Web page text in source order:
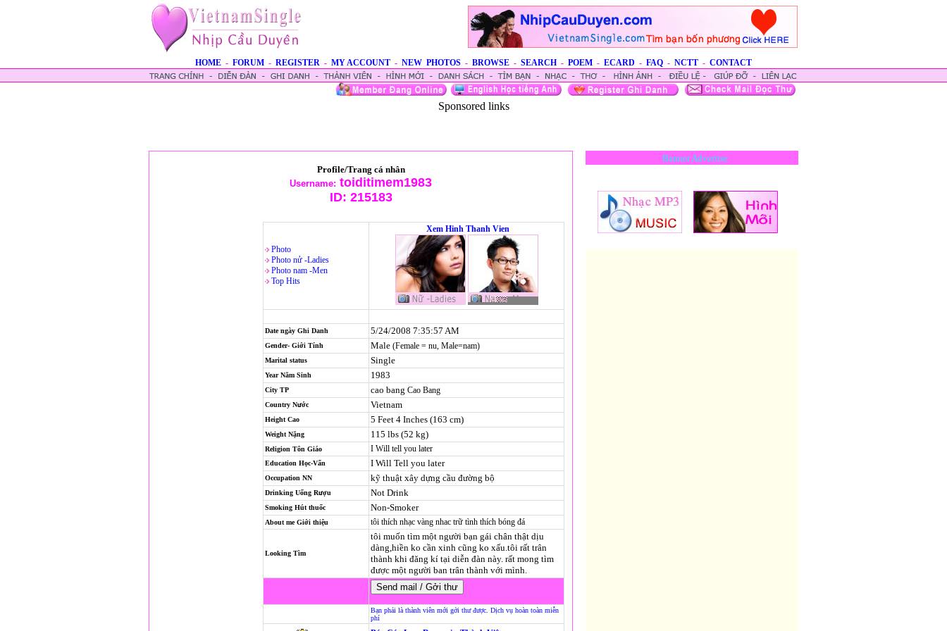
HOME - FORUM - REGISTER - MY ACCOUNT - NEW PHOTOS - BROWSE - SEARCH - POEM - ECARD - FAQ - NCTT - CONTACT
Sponsored links
Profile/Trang cá nhân
Username: toiditimem1983
ID: 215183
Photo
Photo nử -Ladies
Photo nam -Men
Top Hits
Xem Hinh Thanh Vien
Date ngày Ghi Danh 5/24/2008 7:35:57 AM
Gender- Giới Tính Male (Female = nu, Male=nam)
Marital status Single
Year Năm Sinh 1983
City TP cao bang Cao Bang
Country Nước Vietnam
Height Cao 5 Feet 4 Inches (163 cm)
Weight Nặng 115 lbs (52 kg)
Religion Tôn Giáo I Will tell you later
Education Học-Vấn I Will Tell you later
Occupation NN kỹ thuật xây dựng cầu đường bộ
Drinking Uống Rượu Not Drink
Smoking Hút thuốc Non-Smoker
About me Giới thiệu tôi thích nhạc vàng nhac trữ tình thích bóng đá
Looking Tìm
tôi muốn tìm một người bạn gái chân thật dịu
dàng,hiền ko cần xinh cũng ko xấu.tôi rất trân
thành khi đăng kí tại diễn đàn này. rất mong tìm
được một người ban trân thành với mình.
Bạn phải là thành viên mới gởi thư được. Dịch vụ hoàn toàn miễn
phí
Banner Advertise